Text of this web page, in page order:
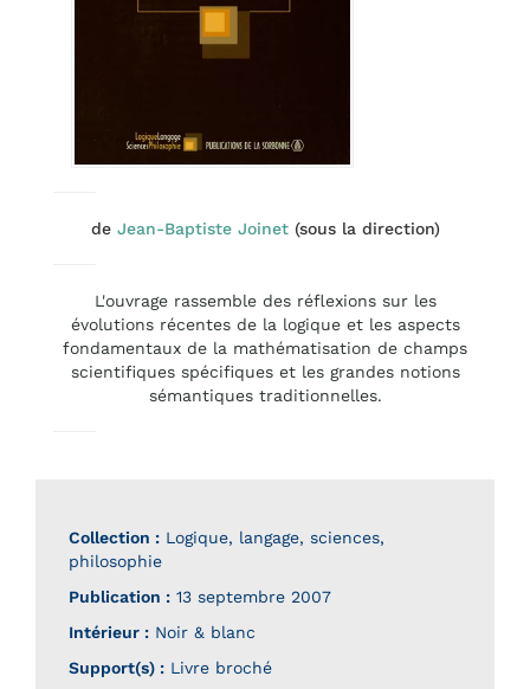
de Jean-Baptiste Joinet(sous la direction)
L'ouvrage rassemble des réflexions sur les
évolutions récentes de la logique et les aspects
fondamentaux de la mathématisation de champs
scientifiques spécifiques et les grandes notions
sémantiques traditionnelles.
Collection : Logique, langage, sciences,
philosophie
Publication : 13 septembre 2007
Intérieur : Noir & blanc
Support(s) : Livre broché